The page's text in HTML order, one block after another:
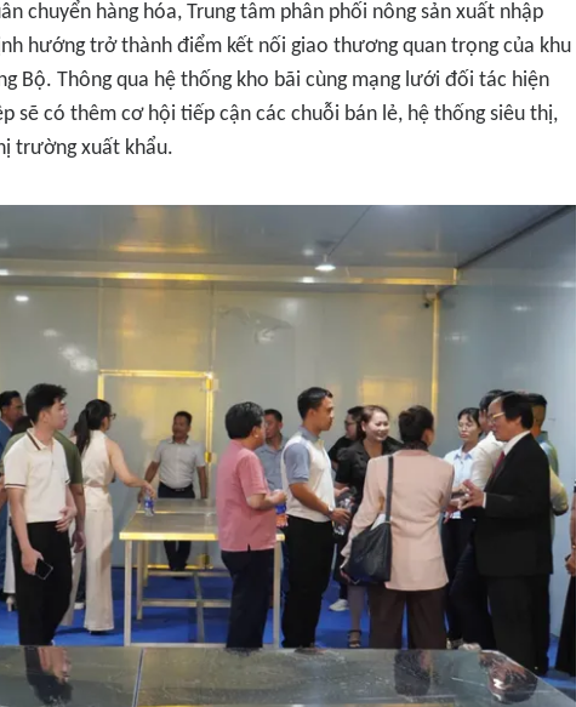
chuyển hàng hóa, Trung tâm phân phối nông sản xuất nhập
hướng trở thành điểm kết nối giao thương quan trọng của khu
Bộ. Thông qua hệ thống kho bãi cùng mạng lưới đối tác hiện
sẽ có thêm cơ hội tiếp cận các chuỗi bán lẻ, hệ thống siêu thị,
trường xuất khẩu.